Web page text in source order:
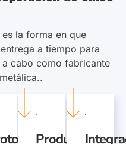
de cinco
la forma en que
a tiempo para